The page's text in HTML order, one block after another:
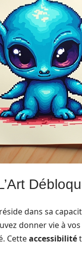
dans sa
donner vie à
Cetteaccessibilité